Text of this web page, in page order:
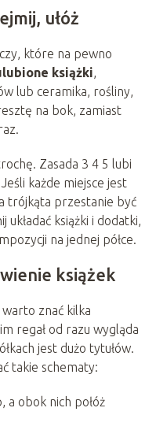
ułóż
które na pewno
książki,
lub ceramika, rośliny,
na bok, zamiast
Zasada 3 4 5 lubi
każde miejsce jest
trójkąta przestanie być
książki i dodatki,
na jednej półce.
książek
znać kilka
regał od razu wygląda
jest dużo tytułów.
takie schematy:
a obok nich połóż